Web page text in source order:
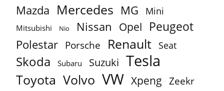
Mazda Mercedes MG Mini
Mitsubishi Nio Nissan Opel Peugeot
Polestar Porsche Renault Seat
Skoda Subaru Suzuki Tesla
Toyota Volvo VW Xpeng Zeekr